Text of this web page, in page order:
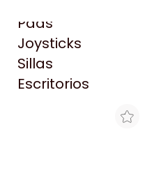
Pads
Joysticks
Sillas
Escritorios
ROG STRIX